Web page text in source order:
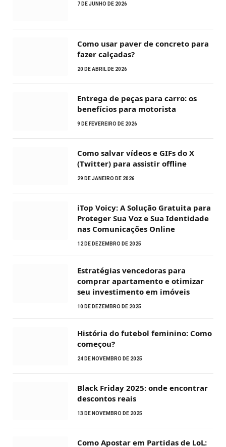
7 DE JUNHO DE 2026
Como usar paver de concreto para
fazer calçadas?
20 DE ABRIL DE 2026
Entrega de peças para carro: os
benefícios para motorista
9 DE FEVEREIRO DE 2026
Como salvar vídeos e GIFs do X
(Twitter) para assistir offline
29 DE JANEIRO DE 2026
iTop Voicy: A Solução Gratuita para
Proteger Sua Voz e Sua Identidade
nas Comunicações Online
12 DE DEZEMBRO DE 2025
Estratégias vencedoras para
comprar apartamento e otimizar
seu investimento em imóveis
10 DE DEZEMBRO DE 2025
História do futebol feminino: Como
começou?
24 DE NOVEMBRO DE 2025
Black Friday 2025: onde encontrar
descontos reais
13 DE NOVEMBRO DE 2025
Como Apostar em Partidas de LoL: